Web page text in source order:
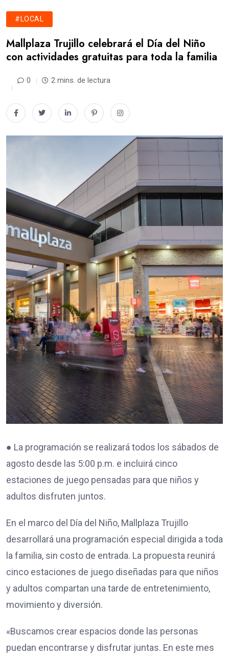
#LOCAL
Mallplaza Trujillo celebrará el Día del Niño
con actividades gratuitas para toda la familia
0 2 mins. de lectura
● La programación se realizará todos los sábados de
agosto desde las 5:00 p.m. e incluirá cinco
estaciones de juego pensadas para que niños y
adultos disfruten juntos.
En el marco del Día del Niño, Mallplaza Trujillo
desarrollará una programación especial dirigida a toda
la familia, sin costo de entrada. La propuesta reunirá
cinco estaciones de juego diseñadas para que niños
y adultos compartan una tarde de entretenimiento,
movimiento y diversión.
«Buscamos crear espacios donde las personas
puedan encontrarse y disfrutar juntas. En este mes